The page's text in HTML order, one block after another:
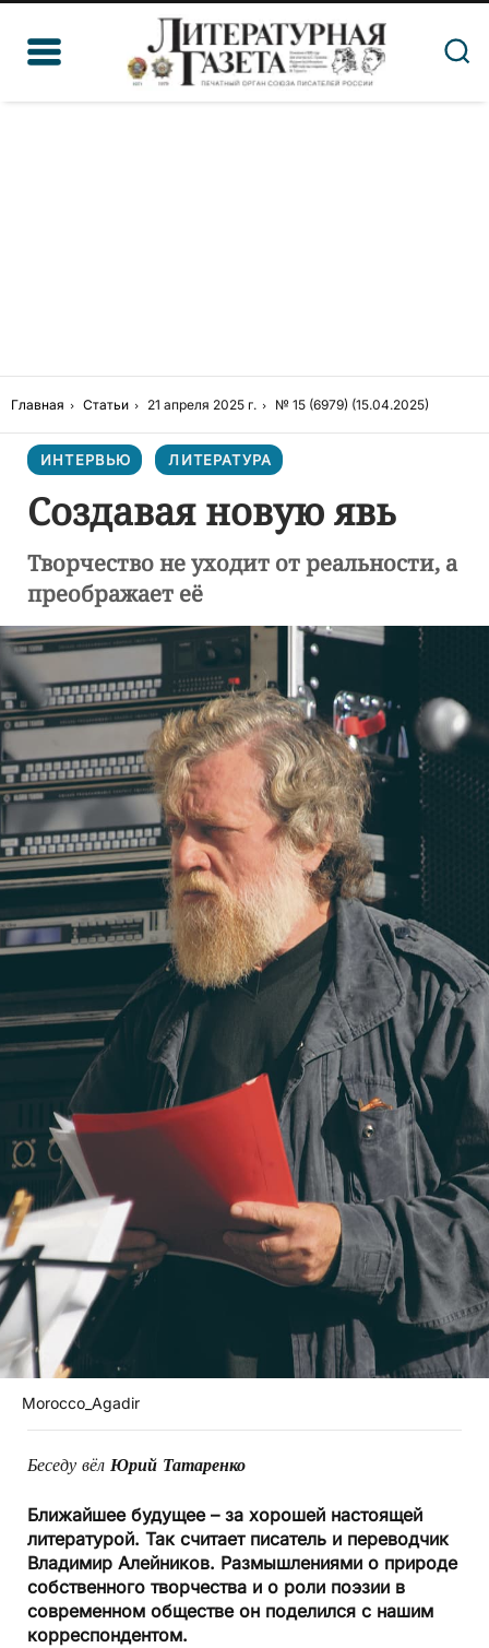
Главная Статьи 21 апреля 2025 г. № 15 (6979) (15.04.2025)
ИНТЕРВЬЮ ЛИТЕРАТУРА
Создавая новую явь
Творчество не уходит от реальности, а
преображает её
Morocco_Agadir
Беседу вёл Юрий Татаренко
Ближайшее будущее – за хорошей настоящей
литературой. Так считает писатель и переводчик
Владимир Алейников. Размышлениями о природе
собственного творчества и о роли поэзии в
современном обществе он поделился с нашим
корреспондентом.